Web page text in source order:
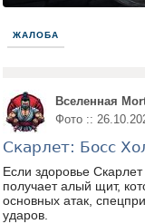
ЖАЛОБА
Вселенная
Фото ::
Скарлет: Босс
Если здоровье
получает алый щит,
основных атак,
ударов.